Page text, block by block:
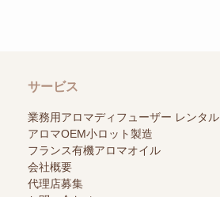
サービス
業務用アロマディフューザー レンタル
アロマOEM小ロット製造
フランス有機アロマオイル
会社概要
代理店募集